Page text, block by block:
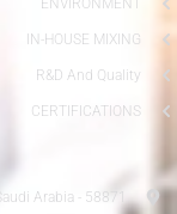
ENVIRONMENT
IN-HOUSE MIXING
R&D And Quality
CERTIFICATIONS
Arabia - 58871.